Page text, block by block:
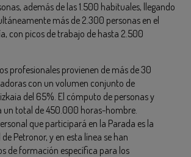
además de las 1.500 habituales, llegando
más de 2.300 personas en el
con picos de trabajo de hasta 2.500
profesionales provienen de más de 30
con un volumen conjunto de
del 65%. El cómputo de personas y
un total de 450.000 horas-hombre.
que participará en la Parada es la
Petronor, y en esta línea se han
de formación específica para los